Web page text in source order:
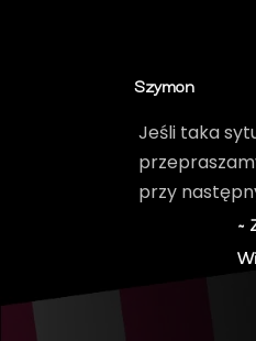
Szymon
Jeśli taka
przy
~